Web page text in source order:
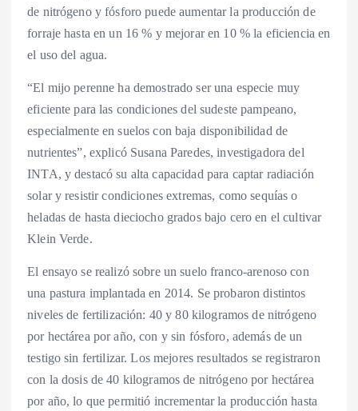
de nitrógeno y fósforo puede aumentar la producción de
forraje hasta en un 16 % y mejorar en 10 % la eficiencia en
el uso del agua.
“El mijo perenne ha demostrado ser una especie muy
eficiente para las condiciones del sudeste pampeano,
especialmente en suelos con baja disponibilidad de
nutrientes”, explicó Susana Paredes, investigadora del
INTA, y destacó su alta capacidad para captar radiación
solar y resistir condiciones extremas, como sequías o
heladas de hasta dieciocho grados bajo cero en el cultivar
Klein Verde.
El ensayo se realizó sobre un suelo franco-arenoso con
una pastura implantada en 2014. Se probaron distintos
niveles de fertilización: 40 y 80 kilogramos de nitrógeno
por hectárea por año, con y sin fósforo, además de un
testigo sin fertilizar. Los mejores resultados se registraron
con la dosis de 40 kilogramos de nitrógeno por hectárea
por año, lo que permitió incrementar la producción hasta